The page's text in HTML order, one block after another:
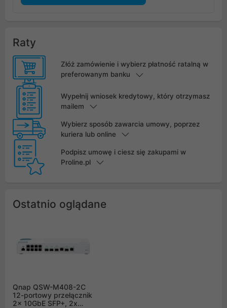
Raty
Złóż zamówienie i wybierz płatność ratalną w
preferowanym banku
Wypełnij wniosek kredytowy, który otrzymasz
mailem
Wybierz sposób zawarcia umowy, poprzez
kuriera lub online
Podpisz umowę i ciesz się zakupami w
Proline.pl
Ostatnio oglądane
Qnap QSW-M408-2C
12-portowy przełącznik
2x 10GbE SFP+, 2x